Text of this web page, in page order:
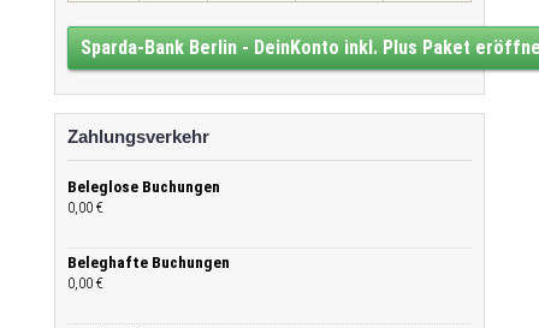
Sparda-Bank Berlin - DeinKonto inkl. Plus Paket
Zahlungsverkehr
Beleglose Buchungen
0,00 €
Beleghafte Buchungen
0,00 €